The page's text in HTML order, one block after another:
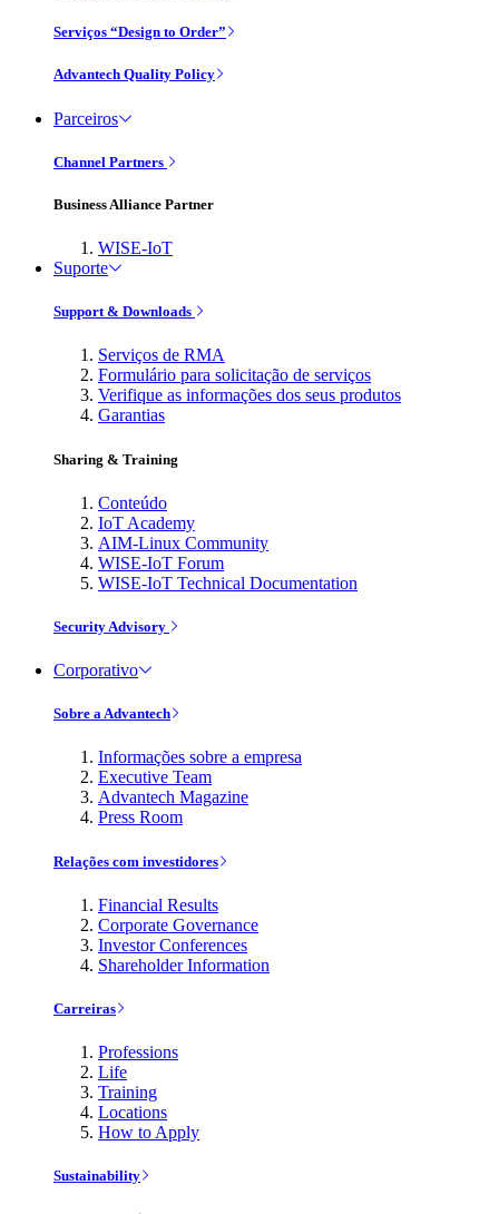
Serviços “Design to Order”
Advantech Quality Policy
Parceiros
Channel Partners
Business Alliance Partner
WISE-IoT
Suporte
Support & Downloads
Serviços de RMA
Formulário para solicitação de serviços
Verifique as informações dos seus produtos
Garantias
Sharing & Training
Conteúdo
IoT Academy
AIM-Linux Community
WISE-IoT Forum
WISE-IoT Technical Documentation
Security Advisory
Corporativo
Sobre a Advantech
Informações sobre a empresa
Executive Team
Advantech Magazine
Press Room
Relações com investidores
Financial Results
Corporate Governance
Investor Conferences
Shareholder Information
Carreiras
Professions
Life
Training
Locations
How to Apply
Sustainability